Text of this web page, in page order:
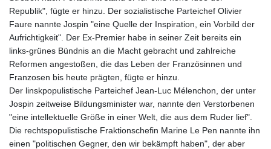
Republik", fügte er hinzu. Der sozialistische Parteichef Olivier
Faure nannte Jospin "eine Quelle der Inspiration, ein Vorbild der
Aufrichtigkeit". Der Ex-Premier habe in seiner Zeit bereits ein
links-grünes Bündnis an die Macht gebracht und zahlreiche
Reformen angestoßen, die das Leben der Französinnen und
Franzosen bis heute prägten, fügte er hinzu.
Der linskpopulistische Parteichef Jean-Luc Mélenchon, der unter
Jospin zeitweise Bildungsminister war, nannte den Verstorbenen
"eine intellektuelle Größe in einer Welt, die aus dem Ruder lief".
Die rechtspopulistische Fraktionschefin Marine Le Pen nannte ihn
einen "politischen Gegner, den wir bekämpft haben", der aber